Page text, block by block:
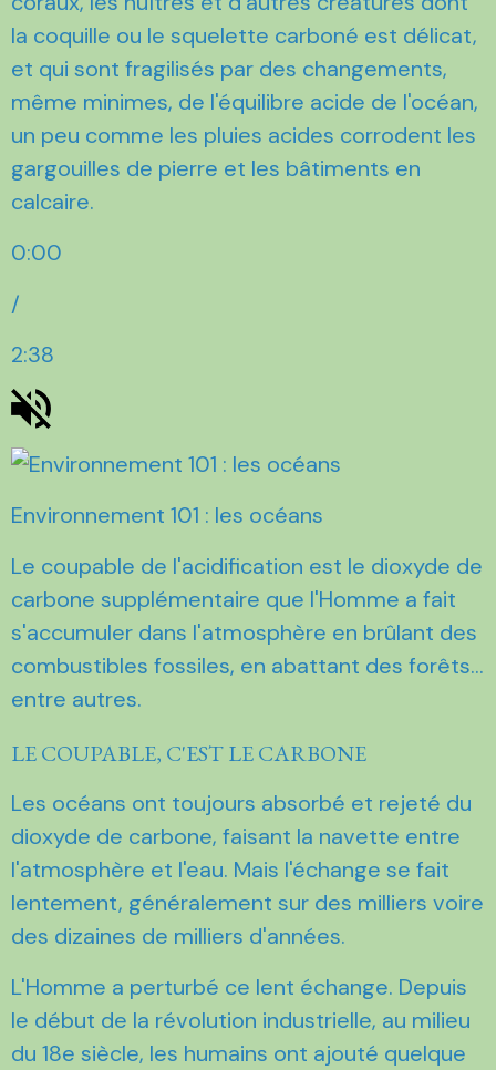
la coquille ou le squelette carboné est délicat,
et qui sont fragilisés par des changements,
même minimes, de l'équilibre acide de l'océan,
un peu comme les pluies acides corrodent les
gargouilles de pierre et les bâtiments en
calcaire.
0:00
/
2:38
Environnement 101 : les océans
Le coupable de l'acidification est le dioxyde de
carbone supplémentaire que l'Homme a fait
s'accumuler dans l'atmosphère en brûlant des
combustibles fossiles, en abattant des forêts...
entre autres.
LE COUPABLE, C'EST LE CARBONE
Les océans ont toujours absorbé et rejeté du
dioxyde de carbone, faisant la navette entre
l'atmosphère et l'eau. Mais l'échange se fait
lentement, généralement sur des milliers voire
des dizaines de milliers d'années.
L'Homme a perturbé ce lent échange. Depuis
le début de la révolution industrielle, au milieu
du 18e siècle, les humains ont ajouté quelque